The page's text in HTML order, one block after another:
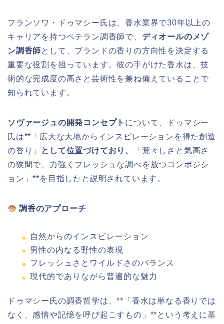
フランソワ・ドゥマシー氏は、香水業界で30年以上の
キャリアを持つベテラン調香師で、 ディオールのメゾ
ン調香師として、ブランドの香りの方向性を決定する
重要な役割を担っています。彼の手がけた香水は、技
術的な完成度の高さと芸術性を兼ね備えていることで
知られています。
ソヴァージュの開発コンセプト について、ドゥマシー
氏は**「広大な大地からインスピレーションを得た創造
の香り」
として位置づけており、
「荒々しさと気高さ
の狭間で、力強くフレッシュな調べを放つコンポジシ
ョン」**を目指したと説明されています。
調香のアプローチ
自然からのインスピレーション
男性の内なる野性の表現
フレッシュさとワイルドさのバランス
現代的でありながら普遍的な魅力
ドゥマシー氏の調香哲学は、**「香水は単なる香りでは
なく、感情や記憶を呼び起こすもの」**という考えに基